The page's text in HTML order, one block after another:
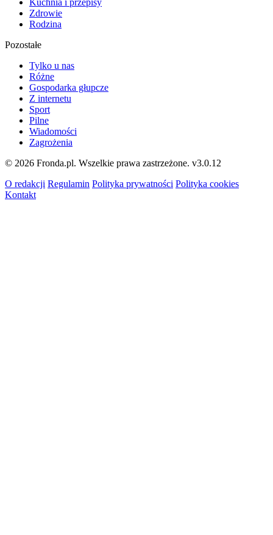
Zdrowie
Rodzina
Pozostałe
Tylko u nas
Różne
Gospodarka głupcze
Z internetu
Sport
Pilne
Wiadomości
Zagrożenia
© 2026 Fronda.pl. Wszelkie prawa zastrzeżone. v3.0.12
O redakcji Regulamin Polityka prywatności Polityka cookies
Kontakt